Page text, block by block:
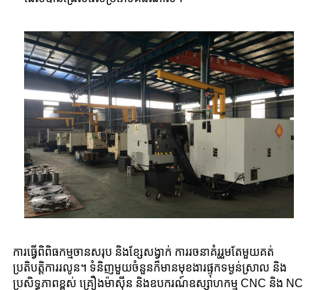
ការធ្វើពិពិធកម្មចានសរុប និងខ្សែសង្វាក់ ការរចនាគំរូរួមតែមួយគត់
ប្រតិបត្តិការរលូន។ ទំនិញមួយចំនួនក៏មានមុខងារផ្ទុកទម្ងន់ស្រាល និង
ប្រសិទ្ធភាពខ្ពស់ គ្រឿងម៉ាស៊ីន និងឧបករណ៍ឧស្សាហកម្ម CNC និង NC